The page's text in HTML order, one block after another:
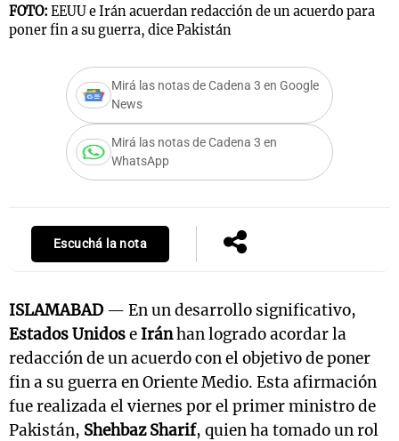
FOTO: EEUU e Irán acuerdan redacción de un acuerdo para
poner fin a su guerra, dice Pakistán
Mirá las notas de Cadena 3 en Google
News
Mirá las notas de Cadena 3 en
WhatsApp
Escuchá la nota
ISLAMABAD — En un desarrollo significativo,
Estados Unidose Iránhan logrado acordar la
redacción de un acuerdo con el objetivo de poner
fin a su guerra en Oriente Medio. Esta afirmación
fue realizada el viernes por el primer ministro de
Pakistán, Shehbaz Sharif, quien ha tomado un rol